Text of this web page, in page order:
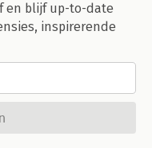
en blijf up-to-date
inspirerende